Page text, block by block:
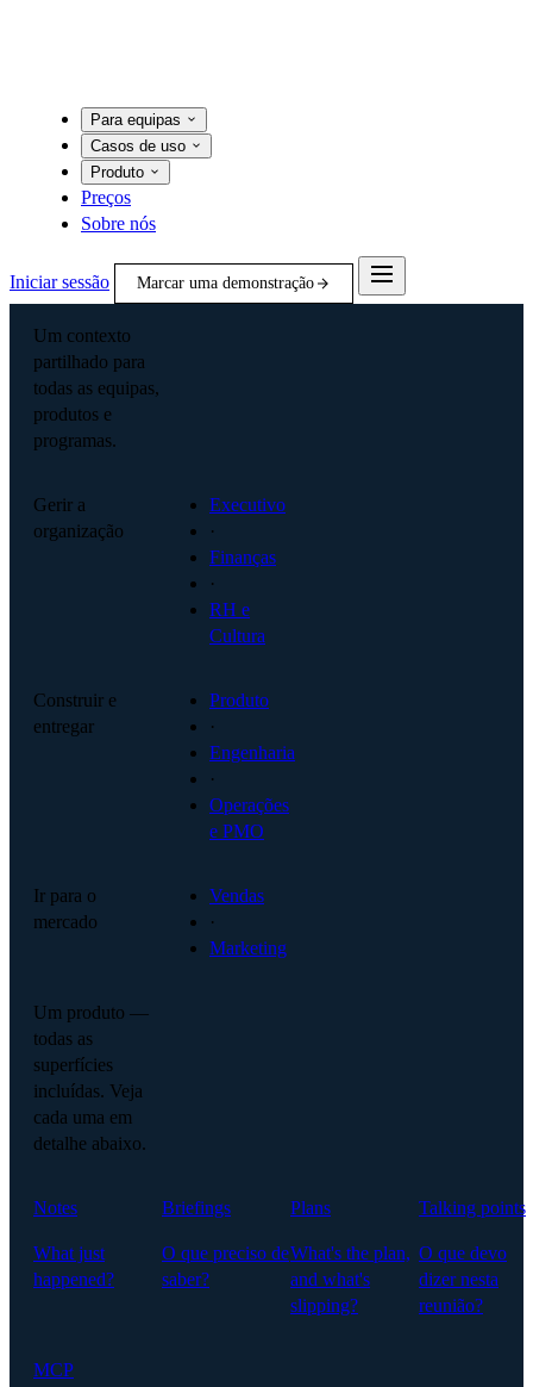
Para equipas
Casos de uso
Produto
Preços
Sobre nós
Iniciar sessão Marcar uma demonstração
Um contexto
partilhado para
todas as equipas,
produtos e
programas.
Gerir a
organização
Executivo
·
Finanças
·
RH e
Cultura
Construir e
entregar
Produto
·
Engenharia
·
Operações
e PMO
Ir para o
mercado
Vendas
·
Marketing
Um produto —
todas as
superfícies
incluídas. Veja
cada uma em
detalhe abaixo.
Notes
What just
happened?
Briefings
O que preciso de
saber?
Plans
What's the plan,
and what's
slipping?
Talking points
O que devo
dizer nesta
reunião?
MCP